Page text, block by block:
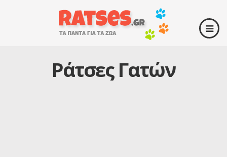
Ράτσες Γατών